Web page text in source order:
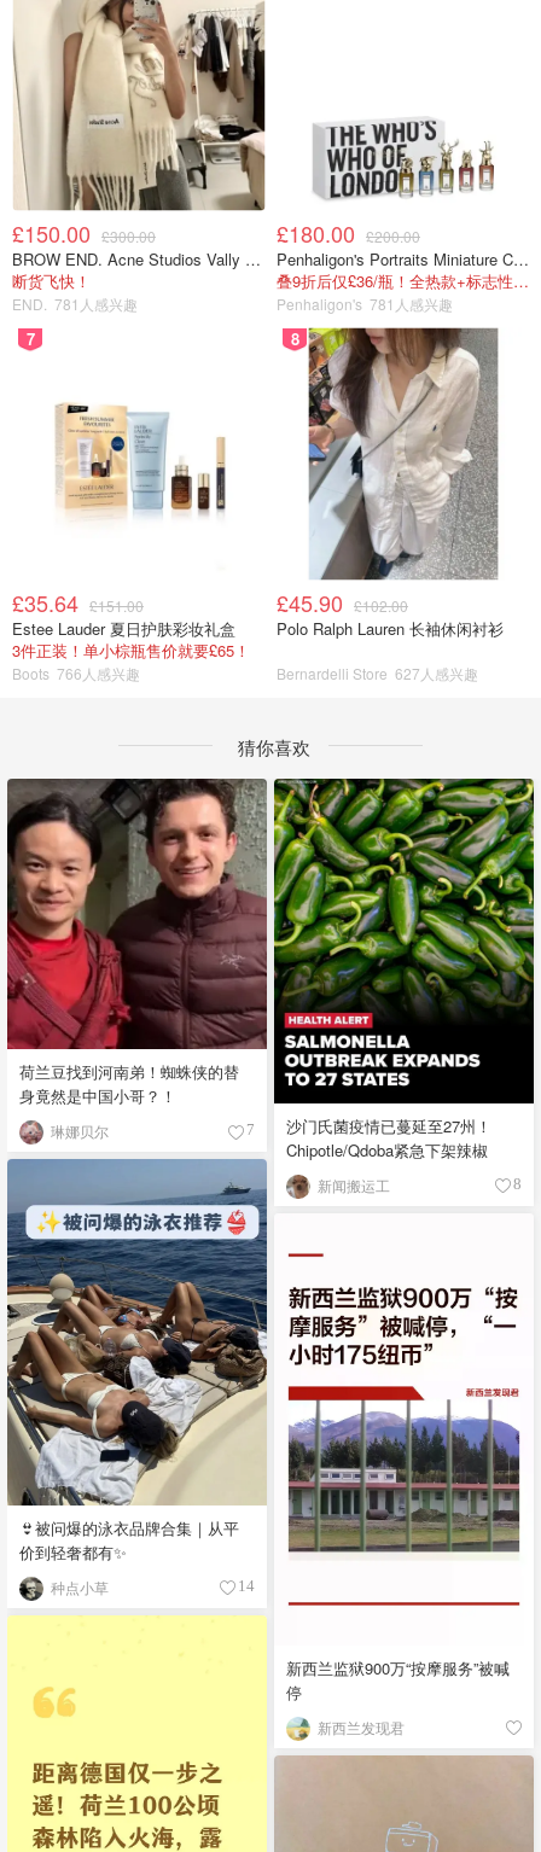
£150.00 £300.00
BROW END. Acne Studios Vally 刺绣围巾 白色
断货飞快！
END. 781人感兴趣
£180.00 £200.00
Penhaligon's Portraits Miniature Collection 香氛套装 5瓶装
叠9折后仅£36/瓶！全热款+标志性兽首头
Penhaligon's 781人感兴趣
7
£35.64 £151.00
Estee Lauder 夏日护肤彩妆礼盒
3件正装！单小棕瓶售价就要£65！
Boots 766人感兴趣
8
£45.90 £102.00
Polo Ralph Lauren 长袖休闲衬衫
Bernardelli Store 627人感兴趣
猜你喜欢
荷兰豆找到河南弟！蜘蛛侠的替
身竟然是中国小哥？！
琳娜贝尔 7
沙门氏菌疫情已蔓延至27州！
Chipotle/Qdoba紧急下架辣椒
新闻搬运工 8
👙被问爆的泳衣品牌合集｜从平
价到轻奢都有✨
种点小草 14
新西兰监狱900万“按摩服务”被喊
停
新西兰发现君